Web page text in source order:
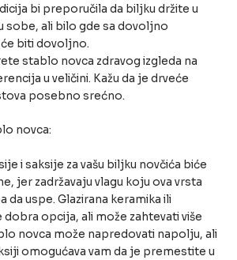
bi preporučila da biljku držite u
sobe, ali bilo gde sa dovoljno
biti dovoljno.
stablo novca zdravog izgleda na
u veličini. Kažu da je drveće
posebno srećno.
novca:
i saksije za vašu biljku novčića biće
jer zadržavaju vlagu koju ova vrsta
da uspe. Glazirana keramika ili
opcija, ali može zahtevati više
novca može napredovati napolju, ali
omogućava vam da je premestite u